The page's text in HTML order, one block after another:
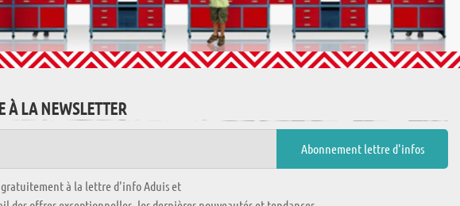
À LA NEWSLETTER
gratuitement à la lettre d'info Aduis et